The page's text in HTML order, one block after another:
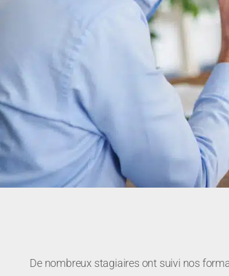
De nombreux stagiaires ont suivi nos